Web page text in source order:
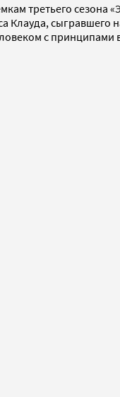
третьего
Клауда,
с